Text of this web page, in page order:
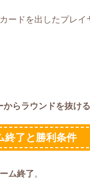
ードを出したプレイ
らラウンドを抜ける
終了と勝利条件
ム終了。